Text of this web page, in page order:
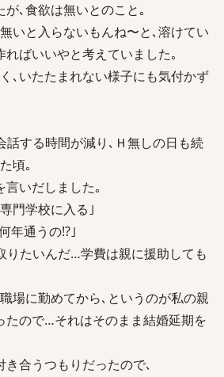
､食欲は無いとのこと｡
いと入らないもんね〜と､溶けてい
ればいいやと考えていました｡
､いたたまれない様子にも気付かず
話する時間が減り､Ｈ無しの日も続
頃｡
いだしました｡
門学校に入る｣
年通うの!?｣
りたいんだ…学費は親に援助しても
場に勤めてから､というのが私の親
たので…それはそのまま結婚延期を
き合うつもりだったので､